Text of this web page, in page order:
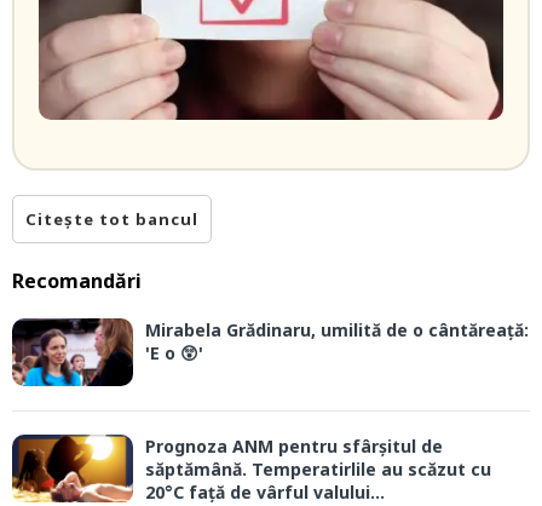
Citește tot bancul
Recomandări
Mirabela Grădinaru, umilită de o cântăreață:
'E o 😲'
Prognoza ANM pentru sfârșitul de
săptămână. Temperatirlile au scăzut cu
20°C față de vârful valului...